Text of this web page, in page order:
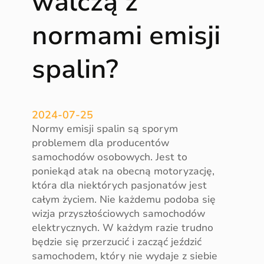
c
a
a
i
n
y
?
normami emisji
spalin?
2024-07-25
Normy emisji spalin są sporym
problemem dla producentów
samochodów osobowych. Jest to
poniekąd atak na obecną motoryzację,
która dla niektórych pasjonatów jest
całym życiem. Nie każdemu podoba się
wizja przyszłościowych samochodów
elektrycznych. W każdym razie trudno
będzie się przerzucić i zacząć jeździć
samochodem, który nie wydaje z siebie